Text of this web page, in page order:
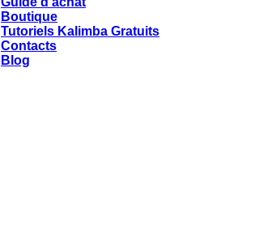
Boutique
Tutoriels Kalimba Gratuits
Contacts
Blog